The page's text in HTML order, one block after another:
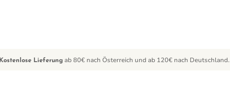
Kostenlose Lieferung ab 80€ nach Österreich und ab 120€ nach Deutschland.